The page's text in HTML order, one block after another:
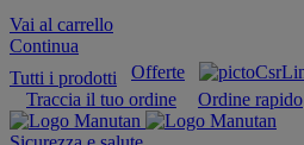
Vai al carrello
Continua
Tutti i prodotti
Offerte
Traccia il tuo ordine
Ordine rapido